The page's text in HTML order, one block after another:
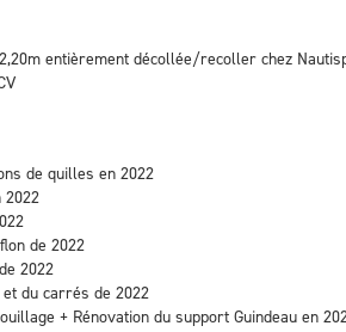
entièrement décollée/recoller chez
de quilles en 2022
2022
de 2022
2022
du carrés de 2022
+ Rénovation du support Guindeau en